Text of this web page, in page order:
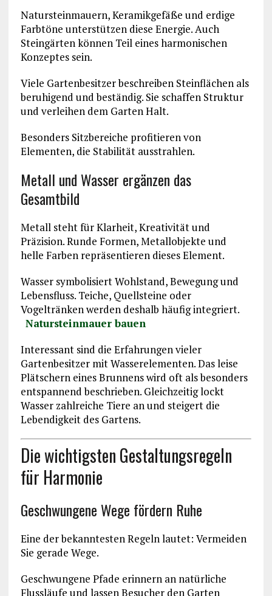
Natursteinmauern, Keramikgefäße und erdige
Farbtöne unterstützen diese Energie. Auch
Steingärten können Teil eines harmonischen
Konzeptes sein.
Viele Gartenbesitzer beschreiben Steinflächen als
beruhigend und beständig. Sie schaffen Struktur
und verleihen dem Garten Halt.
Besonders Sitzbereiche profitieren von
Elementen, die Stabilität ausstrahlen.
Metall und Wasser ergänzen das
Gesamtbild
Metall steht für Klarheit, Kreativität und
Präzision. Runde Formen, Metallobjekte und
helle Farben repräsentieren dieses Element.
Wasser symbolisiert Wohlstand, Bewegung und
Lebensfluss. Teiche, Quellsteine oder
Vogeltränken werden deshalb häufig integriert.
Natursteinmauer bauen
Interessant sind die Erfahrungen vieler
Gartenbesitzer mit Wasserelementen. Das leise
Plätschern eines Brunnens wird oft als besonders
entspannend beschrieben. Gleichzeitig lockt
Wasser zahlreiche Tiere an und steigert die
Lebendigkeit des Gartens.
Die wichtigsten Gestaltungsregeln
für Harmonie
Geschwungene Wege fördern Ruhe
Eine der bekanntesten Regeln lautet: Vermeiden
Sie gerade Wege.
Geschwungene Pfade erinnern an natürliche
Flussläufe und lassen Besucher den Garten